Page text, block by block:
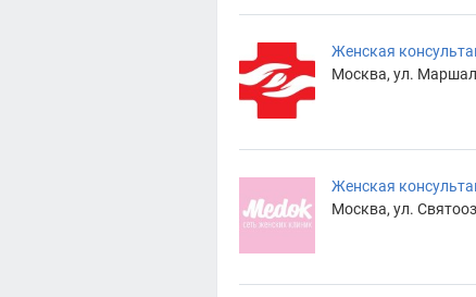
Женская
Москва, ул.
Женская
Москва, ул.